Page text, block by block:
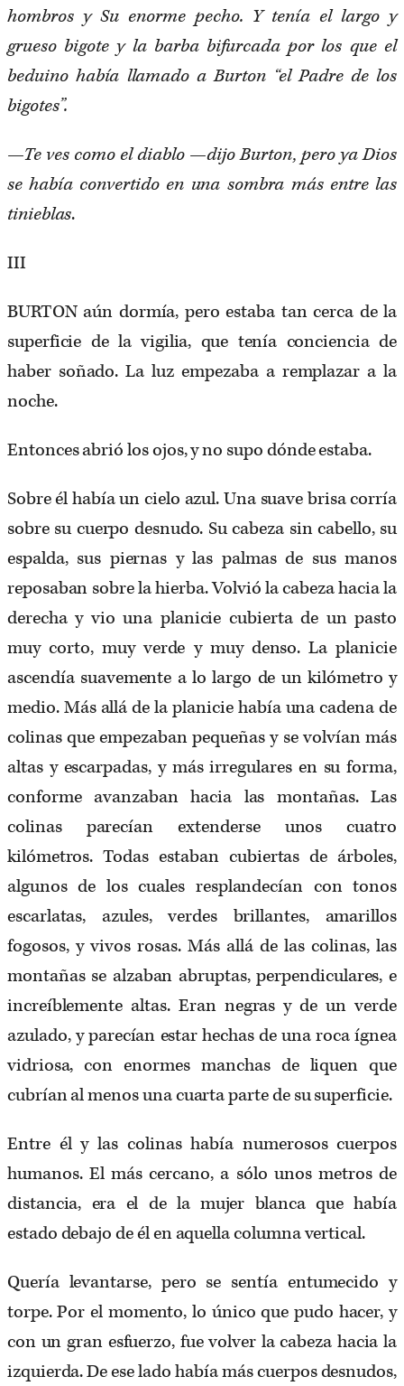
hombros y Su enorme pecho. Y tenía el largo y
grueso bigote y la barba bifurcada por los que el
beduino había llamado a Burton “el Padre de los
bigotes”.
—Te ves como el diablo —dijo Burton, pero ya Dios
se había convertido en una sombra más entre las
tinieblas.
III
BURTON aún dormía, pero estaba tan cerca de la
superficie de la vigilia, que tenía conciencia de
haber soñado. La luz empezaba a remplazar a la
noche.
Entonces abrió los ojos, y no supo dónde estaba.
Sobre él había un cielo azul. Una suave brisa corría
sobre su cuerpo desnudo. Su cabeza sin cabello, su
espalda, sus piernas y las palmas de sus manos
reposaban sobre la hierba. Volvió la cabeza hacia la
derecha y vio una planicie cubierta de un pasto
muy corto, muy verde y muy denso. La planicie
ascendía suavemente a lo largo de un kilómetro y
medio. Más allá de la planicie había una cadena de
colinas que empezaban pequeñas y se volvían más
altas y escarpadas, y más irregulares en su forma,
conforme avanzaban hacia las montañas. Las
colinas parecían extenderse unos cuatro
kilómetros. Todas estaban cubiertas de árboles,
algunos de los cuales resplandecían con tonos
escarlatas, azules, verdes brillantes, amarillos
fogosos, y vivos rosas. Más allá de las colinas, las
montañas se alzaban abruptas, perpendiculares, e
increíblemente altas. Eran negras y de un verde
azulado, y parecían estar hechas de una roca ígnea
vidriosa, con enormes manchas de liquen que
cubrían al menos una cuarta parte de su superficie.
Entre él y las colinas había numerosos cuerpos
humanos. El más cercano, a sólo unos metros de
distancia, era el de la mujer blanca que había
estado debajo de él en aquella columna vertical.
Quería levantarse, pero se sentía entumecido y
torpe. Por el momento, lo único que pudo hacer, y
con un gran esfuerzo, fue volver la cabeza hacia la
izquierda. De ese lado había más cuerpos desnudos,